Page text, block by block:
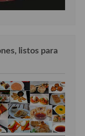
listos para